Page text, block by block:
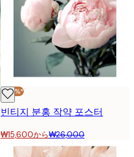
-40%*
빈티지 분홍 작약 포스터
₩15,600から₩26,000